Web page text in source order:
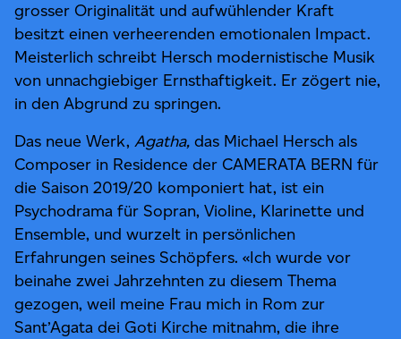
grosser Originalität und aufwühlender Kraft
besitzt einen verheerenden emotionalen Impact.
Meisterlich schreibt Hersch modernistische Musik
von unnachgiebiger Ernsthaftigkeit. Er zögert nie,
in den Abgrund zu springen.
Das neue Werk, Agatha, das Michael Hersch als
Composer in Residence der CAMERATA BERN für
die Saison 2019/20 komponiert hat, ist ein
Psychodrama für Sopran, Violine, Klarinette und
Ensemble, und wurzelt in persönlichen
Erfahrungen seines Schöpfers. «Ich wurde vor
beinahe zwei Jahrzehnten zu diesem Thema
gezogen, weil meine Frau mich in Rom zur
Sant’Agata dei Goti Kirche mitnahm, die ihre